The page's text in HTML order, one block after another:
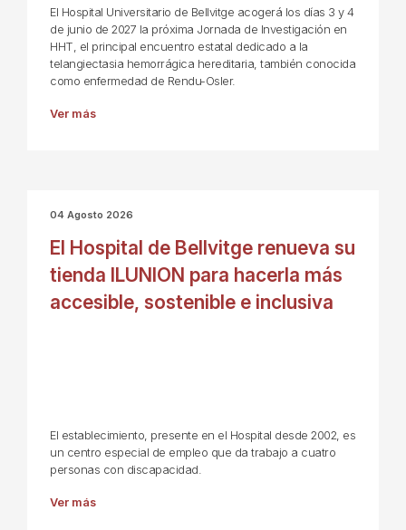
El Hospital Universitario de Bellvitge acogerá los días 3 y 4
de junio de 2027 la próxima Jornada de Investigación en
HHT, el principal encuentro estatal dedicado a la
telangiectasia hemorrágica hereditaria, también conocida
como enfermedad de Rendu-Osler.
Ver más
04 Agosto 2026
El Hospital de Bellvitge renueva su
tienda ILUNION para hacerla más
accesible, sostenible e inclusiva
El establecimiento, presente en el Hospital desde 2002, es
un centro especial de empleo que da trabajo a cuatro
personas con discapacidad.
Ver más